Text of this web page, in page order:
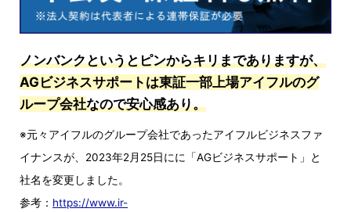
ノンバンクというとピンからキリまでありますが、
AGビジネスサポートは東証一部上場アイフルのグ
ループ会社なので安心感あり。
※元々アイフルのグループ会社であったアイフルビジネスファ
イナンスが、2023年2月25日にに「AGビジネスサポート」と
社名を変更しました。
参考： https://www.ir-